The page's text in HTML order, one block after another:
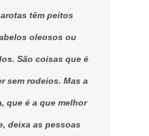
têm peitos
oleosos ou
São coisas que é
sem rodeios. Mas a
que é a que melhor
deixa as pessoas